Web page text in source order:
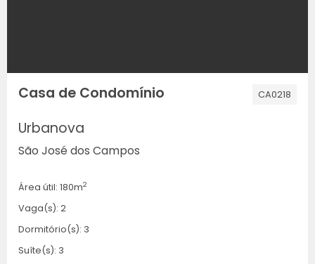
Casa de Condomínio CA0218
Urbanova
São José dos Campos
Área útil: 180m2
Vaga(s): 2
Dormitório(s): 3
Suíte(s): 3